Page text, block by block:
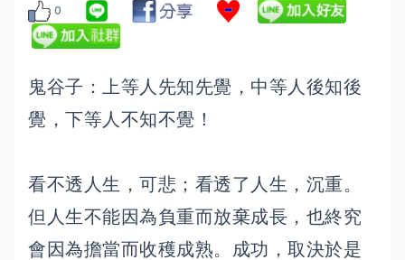
0
鬼谷子：上等人先知先覺，中等人後知後
覺，下等人不知不覺！
看不透人生，可悲；看透了人生，沉重。
但人生不能因為負重而放棄成長，也終究
會因為擔當而收穫成熟。成功，取決於是